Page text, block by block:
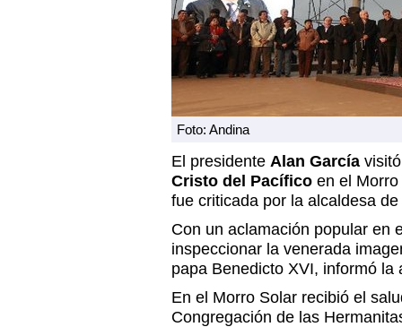
Foto: Andina
El presidente Alan García
Cristo del Pacífico en el
fue criticada por la alcaldesa
Con un aclamación popular en
inspeccionar la venerada
papa Benedicto XVI, informó la
En el Morro Solar recibió el
Congregación de las